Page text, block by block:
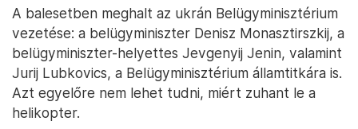
A balesetben meghalt az ukrán Belügyminisztérium
vezetése: a belügyminiszter Denisz Monasztirszkij, a
belügyminiszter-helyettes Jevgenyij Jenin, valamint
Jurij Lubkovics, a Belügyminisztérium államtitkára is.
Azt egyelőre nem lehet tudni, miért zuhant le a
helikopter.